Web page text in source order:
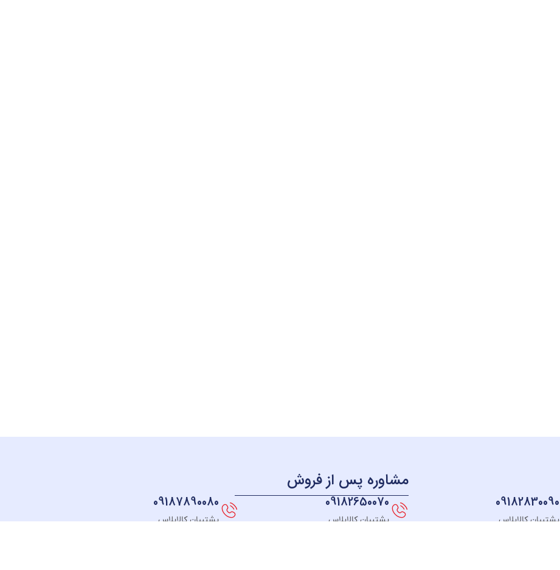
09182830090
پشتیبان کالاپلاس
مشاوره پس از فروش
09182650070
پشتیبان کالاپلاس
09187890080
پشتیبان کالاپلاس